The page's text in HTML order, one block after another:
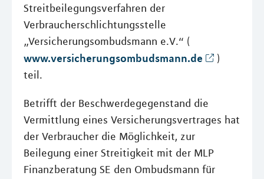
Streitbeilegungsverfahren der
Verbraucherschlichtungsstelle
„Versicherungsombudsmann e.V.“ (
www.versicherungsombudsmann.de
)
teil.
Betrifft der Beschwerdegegenstand die
Vermittlung eines Versicherungsvertrages hat
der Verbraucher die Möglichkeit, zur
Beilegung einer Streitigkeit mit der MLP
Finanzberatung SE den Ombudsmann für